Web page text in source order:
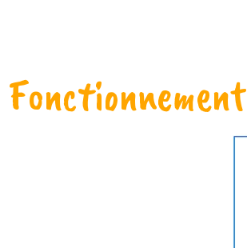
Fonctionnement